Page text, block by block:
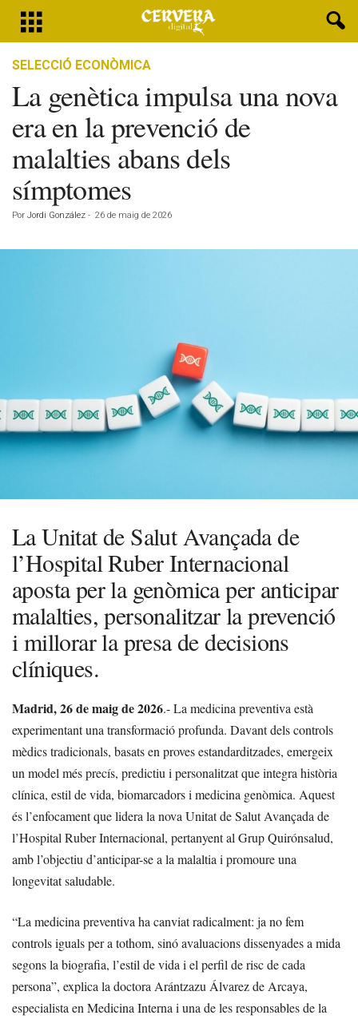
SELECCIÓ ECONÒMICA
La genètica impulsa una nova
era en la prevenció de
malalties abans dels
símptomes
Por Jordi González - 26 de maig de 2026
La Unitat de Salut Avançada de
l’Hospital Ruber Internacional
aposta per la genòmica per anticipar
malalties, personalitzar la prevenció
i millorar la presa de decisions
clíniques.
Madrid, 26 de maigde 2026.- La medicina preventiva està
experimentant una transformació profunda. Davant dels controls
mèdics tradicionals, basats en proves estandarditzades, emergeix
un model més precís, predictiu i personalitzat que integra història
clínica, estil de vida, biomarcadors i medicina genòmica. Aquest
és l’enfocament que lidera la nova Unitat de Salut Avançada de
l’Hospital Ruber Internacional, pertanyent al Grup Quirónsalud,
amb l’objectiu d’anticipar-se a la malaltia i promoure una
longevitat saludable.
“La medicina preventiva ha canviat radicalment: ja no fem
controls iguals per a tothom, sinó avaluacions dissenyades a mida
segons la biografia, l’estil de vida i el perfil de risc de cada
persona”, explica la doctora Arántzazu Álvarez de Arcaya,
especialista en Medicina Interna i una de les responsables de la